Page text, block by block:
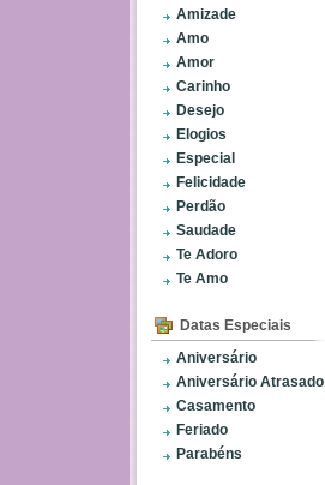
Amizade
Amo
Amor
Carinho
Desejo
Elogios
Especial
Felicidade
Perdão
Saudade
Te Adoro
Te Amo
Datas Especiais
Aniversário
Aniversário Atrasado
Casamento
Feriado
Parabéns